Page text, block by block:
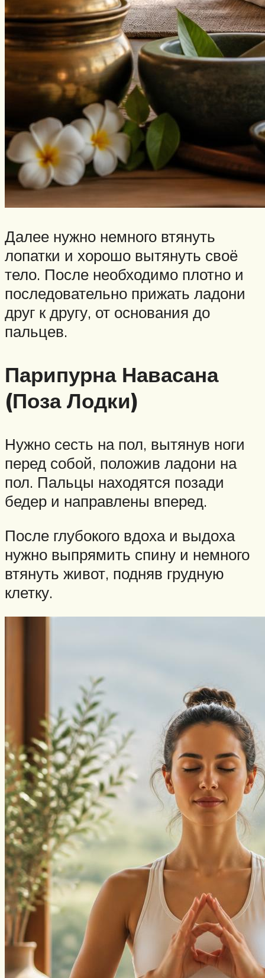
Далее нужно немного втянуть
лопатки и хорошо вытянуть своё
тело. После необходимо плотно и
последовательно прижать ладони
друг к другу, от основания до
пальцев.
Парипурна Навасана
(Поза Лодки)
Нужно сесть на пол, вытянув ноги
перед собой, положив ладони на
пол. Пальцы находятся позади
бедер и направлены вперед.
После глубокого вдоха и выдоха
нужно выпрямить спину и немного
втянуть живот, подняв грудную
клетку.